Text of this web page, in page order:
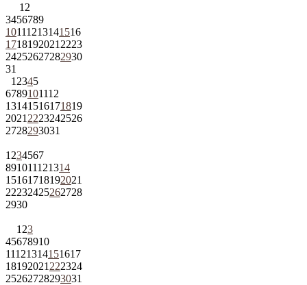
1 2
3456789
10111213141516
1718192021 2223
24252627282930
31
1 2345
6789101112
13141516171819
2021 2223242526
2728293031
1 234567
891011121314
15161718192021
22232425262728
2930
1 23
45678910
11121314151617
18192021 222324
25262728293031